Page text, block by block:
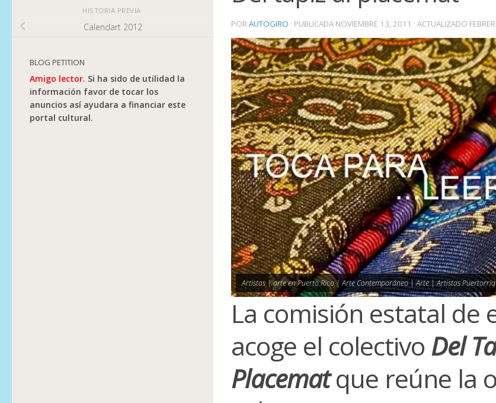
PORAUTOGIRO · PUBLICADA NOVIEMBRE 13, 2011 · ACTUALIZADO
Artistas | arte en Puerto Rico | Arte Contemporáneo | Arte | Artistas
La comisión estatal de
acoge el colectivo Del
Placematque reúne la
HISTORIA PREVIA
Calendart 2012
BLOG PETITION
Amigo lector. Si ha sido de utilidad la
información favor de tocar los
anuncios así ayudara a financiar este
portal cultural.